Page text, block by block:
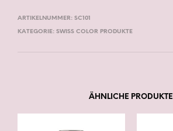
ARTIKELNUMMER: SC101
KATEGORIE: SWISS COLOR PRODUKTE
ÄHNLICHE PRODUKTE